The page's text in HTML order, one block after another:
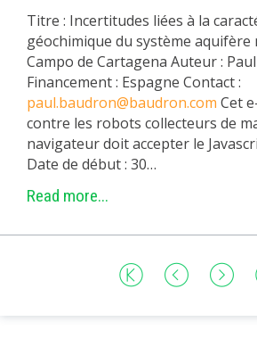
Titre : Incertitudes liées à la
géochimique du système aquifère
Campo de Cartagena Auteur :
Financement : Espagne Contact :
paul.baudron@baudron.com Cet
contre les robots collecteurs de
navigateur doit accepter le
Date de début : 30…
Read more...